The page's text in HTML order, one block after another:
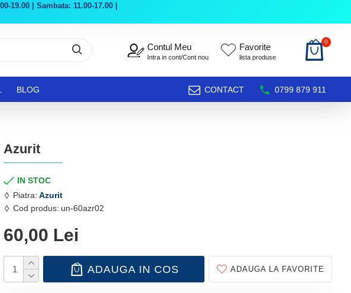
| Sambata: 11.00-17.00 |
Contul Meu
Intra in cont/Cont nou
Favorite
lista produse
0
BLOG CONTACT 0799 879 911
Azurit
IN STOC
Piatra: Azurit
Cod produs: un-60azr02
60,00 Lei
ADAUGA IN COS ADAUGA LA FAVORITE